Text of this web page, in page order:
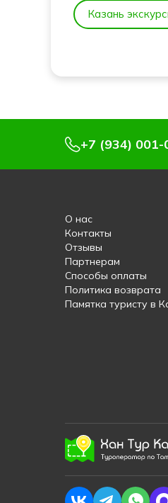
Казань
+7 (934) 001-
О нас
Контакты
Отзывы
Партнерам
Способы оплаты
Политика возврата
Памятка туристу в